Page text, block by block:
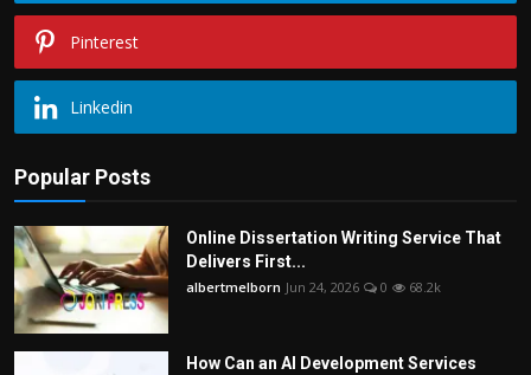
Pinterest
Linkedin
Popular Posts
Online Dissertation Writing Service That
Delivers First...
albertmelborn Jun 24, 2026 0 68.2k
How Can an AI Development Services